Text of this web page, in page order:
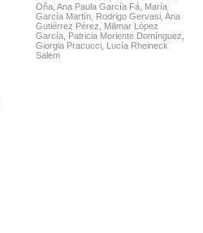
Oña, Ana Paula García Fá, María
García Martín, Rodrigo Gervasi, Ana
Gutiérrez Pérez, Milimar López
García, Patricia Moriente Domínguez,
Giorgia Pracucci, Lucía Rheineck
Salem